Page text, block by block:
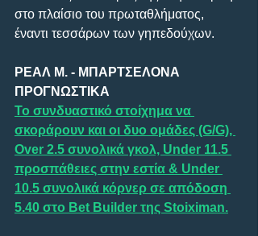
στο πλαίσιο του πρωταθλήματος,
έναντι τεσσάρων των γηπεδούχων.
ΡΕΑΛ Μ. - ΜΠΑΡΤΣΕΛΟΝΑ
ΠΡΟΓΝΩΣΤΙΚΑ
Το συνδυαστικό στοίχημα να
σκοράρουν και οι δυο ομάδες (G/G),
Over 2.5 συνολικά γκολ, Under 11.5
προσπάθειες στην εστία & Under
10.5 συνολικά κόρνερ σε απόδοση
5.40 στο Bet Builder της Stoiximan.